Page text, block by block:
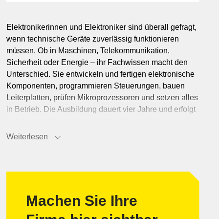
Freizeit & Unterhaltung
Hotellerie
Informatik & Web
Lebensmittel
Marketing
Möbel & Einrichtung
Mobilität
Schmuck & Uhren
Unternehmensberatung
Elektronikerinnen und Elektroniker sind überall gefragt,
wenn technische Geräte zuverlässig funktionieren
müssen. Ob in Maschinen, Telekommunikation,
Sicherheit oder Energie – ihr Fachwissen macht den
Unterschied. Sie entwickeln und fertigen elektronische
Komponenten, programmieren Steuerungen, bauen
Leiterplatten, prüfen Mikroprozessoren und setzen alles
in Betrieb. Die Ausbildung dauert vier Jahre und erfolgt
kombiniert mit Berufsschule und überbetrieblichen
technische Grundlagen, Englisch und
allgemeinbildende Fächer Berufsberatung. Die
Weiterlesen
Machen Sie Ihre